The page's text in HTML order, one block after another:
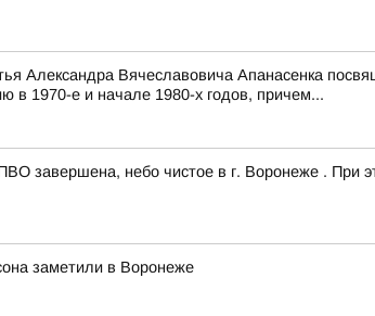
Александра Вячеславовича Апанасенка
в 1970-е и начале 1980-х годов, причем...
завершена, небо чистое в г. Воронеже . При
заметили в Воронеже